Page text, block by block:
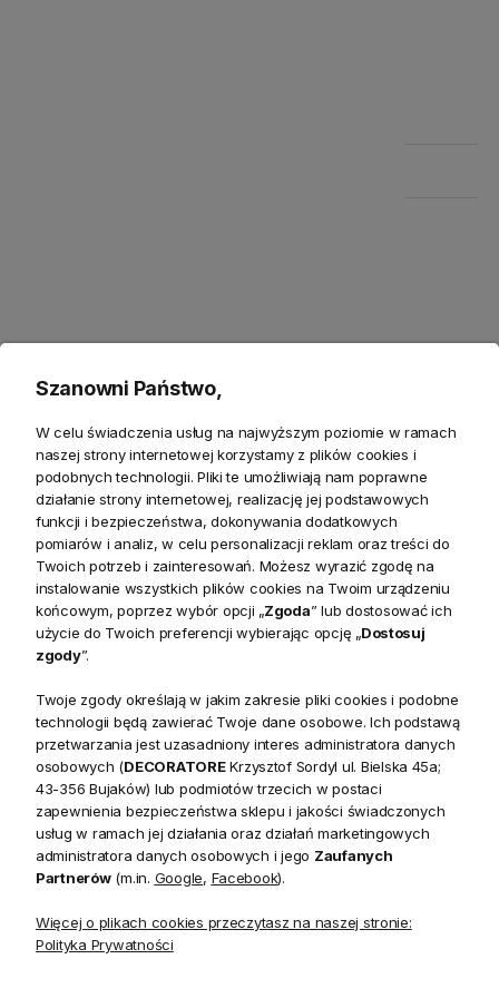
Lampa Saucer - design i styl
Odkryj wyrafinowanieŚredniej lampy wiszącej Saucer
która wniesie do Twojego wnętrza szczyptę stylu mid-century
modern. To wyjątkowe oświetlenie wiszące
stanowi idealne
połączenie funkcjonalności i ponadczasowego designu.
Wybierzdesignerską lampę, aby z łatwością podkreślić
charakter swojej aranżacji.
Charakterystyka, wygląd, wykonanie, materiał,
Średnia lampa wisząca Saucerzachwyca wykończeniem w
kolorzepostarzanego mosiądzu, doskonale
komponującym się z białym, mlecznym kloszem
Konstrukcja wykonana zestaliidwuwarstwowego szkła
opalowegogwarantuje trwałość oraz niepowtarzalny efekt
wizualny. Kulisty detal i szeroki, stożkowy abażur nadają
Funkcje i zalety, praktyczne korzyści, ergonomia,
trwałość
Szanowni Państwo,
W celu świadczenia usług na najwyższym poziomie w ramach
naszej strony internetowej korzystamy z plików cookies i
podobnych technologii. Pliki te umożliwiają nam poprawne
działanie strony internetowej, realizację jej podstawowych
funkcji i bezpieczeństwa, dokonywania dodatkowych
pomiarów i analiz, w celu personalizacji reklam oraz treści do
Twoich potrzeb i zainteresowań. Możesz wyrazić zgodę na
instalowanie wszystkich plików cookies na Twoim urządzeniu
końcowym, poprzez wybór opcji „Zgoda” lub dostosować ich
użycie do Twoich preferencji wybierając opcję „Dostosuj
zgody”.
Twoje zgody określają w jakim zakresie pliki cookies i podobne
technologii będą zawierać Twoje dane osobowe. Ich podstawą
przetwarzania jest uzasadniony interes administratora danych
osobowych (DECORATOREKrzysztof Sordyl ul. Bielska 45a;
43-356 Bujaków) lub podmiotów trzecich w postaci
zapewnienia bezpieczeństwa sklepu i jakości świadczonych
usług w ramach jej działania oraz działań marketingowych
administratora danych osobowych i jego Zaufanych
Partnerów(m.in. Google, Facebook).
Więcej o plikach cookies przeczytasz na naszej stronie:
Polityka Prywatności